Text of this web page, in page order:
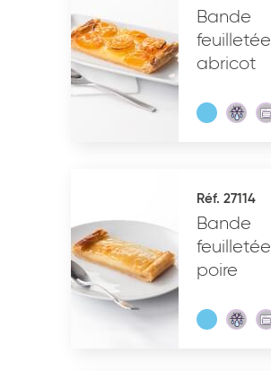
Bande
feuilletée
abricot
Réf. 27114
Bande
feuilletée
poire